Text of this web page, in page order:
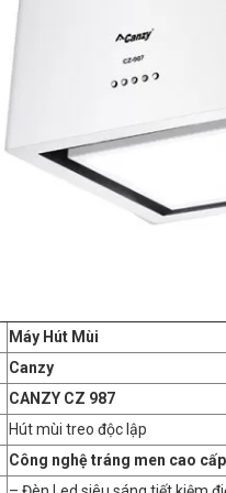
Máy Hút Mùi
Canzy
CANZY CZ 987
Hút mùi treo độc lập
Công nghệ tráng men cao cấp